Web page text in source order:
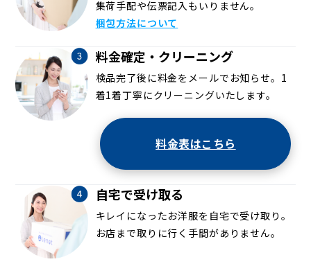
集荷手配や伝票記入もいりません。
梱包方法について
料金確定・クリーニング
検品完了後に料金をメールでお知らせ。1
着1着丁寧にクリーニングいたします。
料金表はこちら
自宅で受け取る
キレイになったお洋服を自宅で受け取り。
お店まで取りに行く手間がありません。